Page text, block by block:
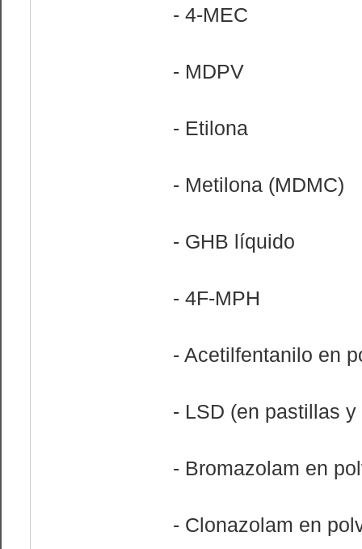
- 4-MEC
- MDPV
- Etilona
- Metilona (MDMC)
- GHB líquido
- 4F-MPH
- Acetilfentanilo en
- LSD (en pastillas
- Bromazolam en
- Clonazolam en